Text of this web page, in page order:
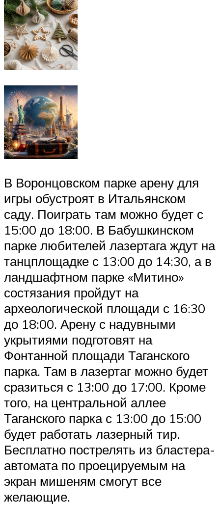
В Воронцовском парке арену для
игры обустроят в Итальянском
саду. Поиграть там можно будет с
15:00 до 18:00. В Бабушкинском
парке любителей лазертага ждут на
танцплощадке с 13:00 до 14:30, а в
ландшафтном парке «Митино»
состязания пройдут на
археологической площади с 16:30
до 18:00. Арену с надувными
укрытиями подготовят на
Фонтанной площади Таганского
парка. Там в лазертаг можно будет
сразиться с 13:00 до 17:00. Кроме
того, на центральной аллее
Таганского парка с 13:00 до 15:00
будет работать лазерный тир.
Бесплатно пострелять из бластера-
автомата по проецируемым на
экран мишеням смогут все
желающие.